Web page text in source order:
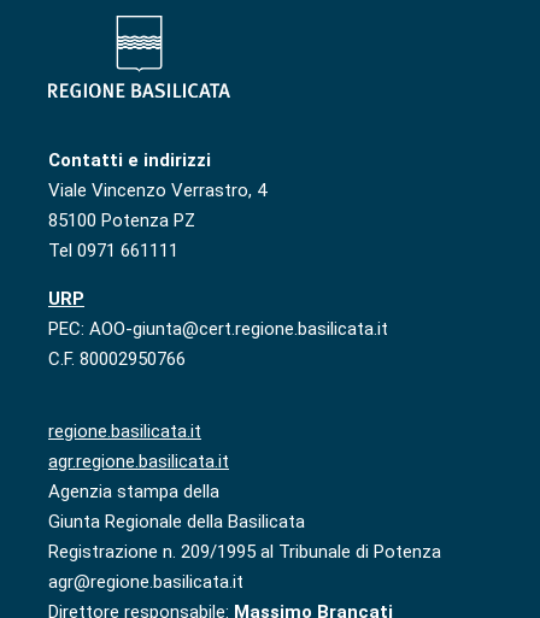
Contatti e indirizzi
Viale Vincenzo Verrastro, 4
85100 Potenza PZ
Tel 0971 661111
URP
PEC: AOO-giunta@cert.regione.basilicata.it
C.F. 80002950766
regione.basilicata.it
agr.regione.basilicata.it
Agenzia stampa della
Giunta Regionale della Basilicata
Registrazione n. 209/1995 al Tribunale di Potenza
agr@regione.basilicata.it
Direttore responsabile: Massimo Brancati